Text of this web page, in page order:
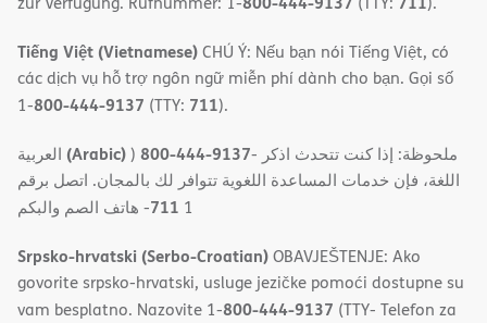
Tiếng Việt (Vietnamese)CHÚ Ý: Nếu bạn nói Tiếng Việt, có
các dịch vụ hỗ trợ ngôn ngữ miễn phí dành cho bạn. Gọi số
1-800-444-9137 (TTY: 711).
(Arabic)) 800-444-9137- ملحوظة: إذا كنت تتحدث اذكر
اللغة، فإن خدمات المساعدة اللغویة تتوافر لك بالمجان. اتصل برقم
1
711- ھاتف الصم والبكم
Srpsko-hrvatski (Serbo-Croatian)OBAVJEŠTENJE: Ako
govorite srpsko-hrvatski, usluge jezičke pomoći dostupne su
vam besplatno. Nazovite 1-800-444-9137 (TTY- Telefon za